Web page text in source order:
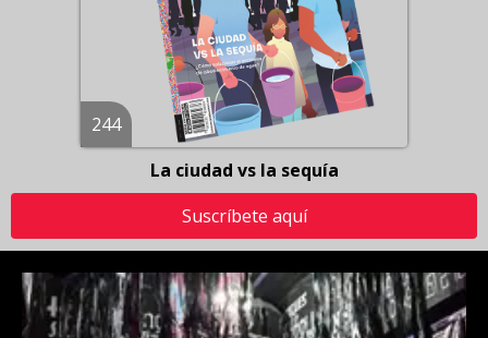
244
La ciudad vs la sequía
Suscríbete aquí